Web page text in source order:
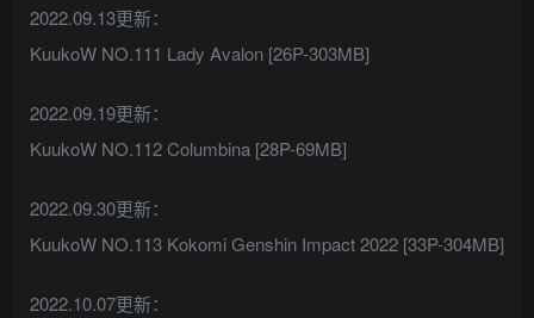
2022.09.13更新：
KuukoW NO.111 Lady Avalon [26P-303MB]
2022.09.19更新：
KuukoW NO.112 Columbina [28P-69MB]
2022.09.30更新：
KuukoW NO.113 Kokomi Genshin Impact 2022 [33P-304MB]
2022.10.07更新：